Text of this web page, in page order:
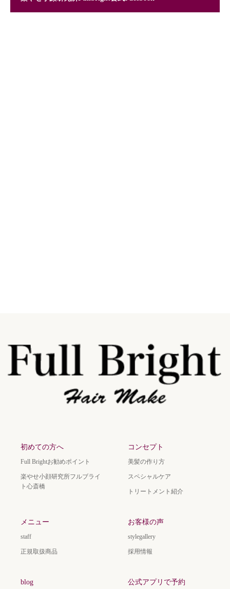
初めての方へ
Full Brightお勧めポイント
楽やせ小顔研究所フルブライ
ト心斎橋
コンセプト
美髪の作り方
スペシャルケア
トリートメント紹介
メニュー
staff
正規取扱商品
お客様の声
stylegallery
採用情報
blog 公式アプリで予約